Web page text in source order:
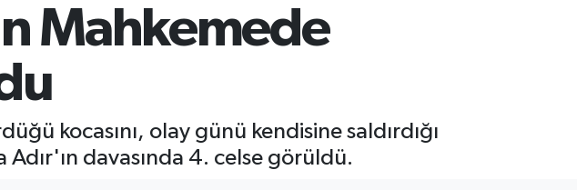
BİST100
13.779
%-14
Mahkemede
kocasını, olay günü kendisine saldırdığı
davasında 4. celse görüldü.